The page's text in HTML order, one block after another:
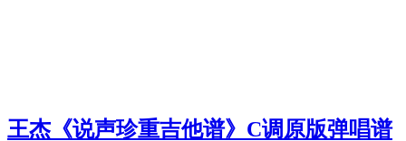
王杰《说声珍重吉他谱》C调原版弹唱谱